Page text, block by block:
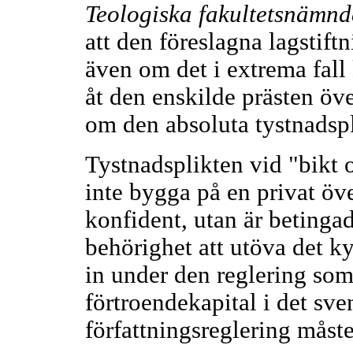
Teologiska
att den föreslagna
även om det i extrema
åt den enskilde prästen
om den absoluta
Tystnadsplikten vid "bikt
inte bygga på en privat
konfident, utan är
behörighet att utöva det
in under den reglering
förtroendekapital i det
författningsreglering